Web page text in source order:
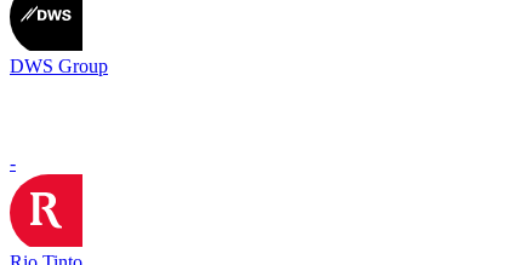
DWS Group
-